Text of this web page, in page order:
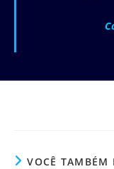
VOCÊ TAMBÉM